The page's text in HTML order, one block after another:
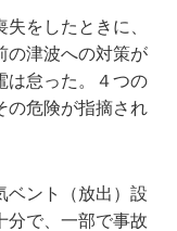
をしたときに、
の津波への対策が
は怠った。４つの
の危険が指摘され
ベント（放出）設
分で、一部で事故